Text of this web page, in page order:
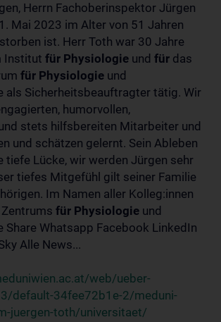
Herrn Fachoberinspektor Jürgen
Mai 2023 im Alter von 51 Jahren
ist. Herr Toth war 30 Jahre
Institut für Physiologie und für das
für Physiologie und
als Sicherheitsbeauftragter tätig. Wir
humorvollen,
stets hilfsbereiten Mitarbeiter und
und schätzen gelernt. Sein Ableben
tiefe Lücke, wir werden Jürgen sehr
tiefes Mitgefühl gilt seiner Familie
Im Namen aller Kolleg:innen
für Physiologie und
Share Whatsapp Facebook LinkedIn
Alle News...
web/ueber-
default-34fee72b1e-2/meduni-
juergen-toth/universitaet/